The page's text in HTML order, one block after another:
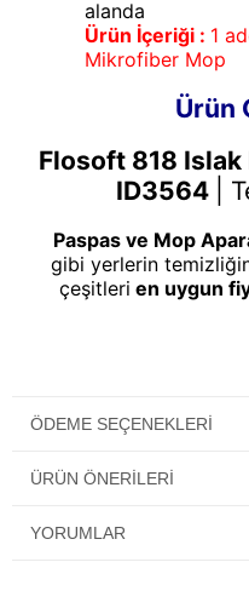
alanda
Ürün İçeriği : 1
Mikrofiber Mop
Ürün
Flosoft 818 Islak
ID3564
Paspas ve Mop
gibi yerlerin
çeşitleri en uygun
ÖDEME SEÇENEKLERI
ÜRÜN ÖNERILERI
YORUMLAR